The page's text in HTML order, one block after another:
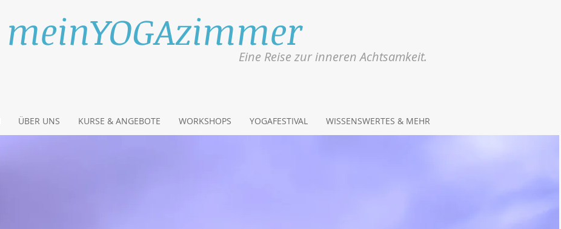
meinYOGAzimmer
Eine Reise zur inneren Achtsamkeit.
ÜBER UNS KURSE & ANGEBOTE WORKSHOPS YOGAFESTIVAL WISSENSWERTES & MEHR